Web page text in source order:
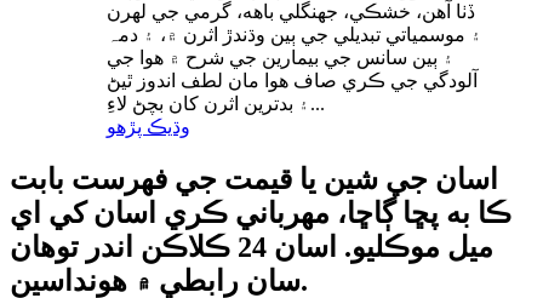
ڏٺا آهن، خشڪي، جهنگلي باهه، گرمي جي لهرن
۽ موسمياتي تبديلي جي ٻين وڌندڙ اثرن ۾، ۽ دمہ
۽ ٻين سانس جي بيمارين جي شرح ۾ هوا جي
آلودگي جي ڪري صاف هوا مان لطف اندوز ٿيڻ
۽ بدترين اثرن کان بچڻ لاءِ...
وڌيڪ پڙهو
اسان جي شين يا قيمت جي فهرست بابت
ڪا به پڇا ڳاڇا، مهرباني ڪري اسان کي اي
ميل موڪليو. اسان 24 ڪلاڪن اندر توهان
سان رابطي ۾ هونداسين.